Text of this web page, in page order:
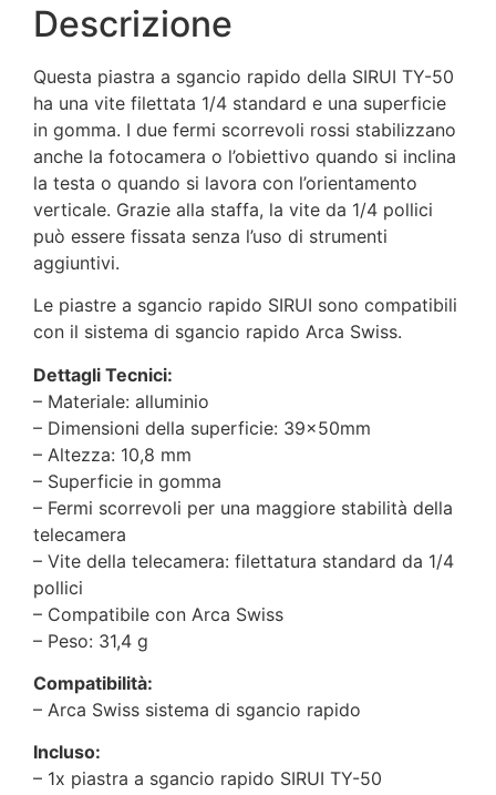
Descrizione
Questa piastra a sgancio rapido della SIRUI TY-50
ha una vite filettata 1/4 standard e una superficie
in gomma. I due fermi scorrevoli rossi stabilizzano
anche la fotocamera o l’obiettivo quando si inclina
la testa o quando si lavora con l’orientamento
verticale. Grazie alla staffa, la vite da 1/4 pollici
può essere fissata senza l’uso di strumenti
aggiuntivi.
Le piastre a sgancio rapido SIRUI sono compatibili
con il sistema di sgancio rapido Arca Swiss.
Dettagli Tecnici:
– Materiale: alluminio
– Dimensioni della superficie: 39x50mm
– Altezza: 10,8 mm
– Superficie in gomma
– Fermi scorrevoli per una maggiore stabilità della
telecamera
– Vite della telecamera: filettatura standard da 1/4
pollici
– Compatibile con Arca Swiss
– Peso: 31,4 g
Compatibilità:
– Arca Swiss sistema di sgancio rapido
Incluso:
– 1x piastra a sgancio rapido SIRUI TY-50